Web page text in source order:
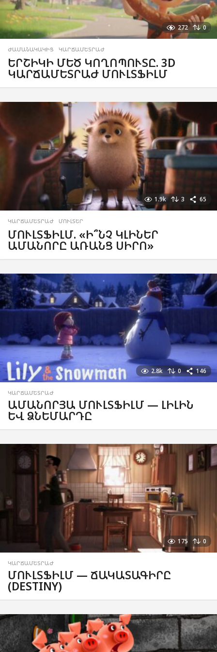
272 0
ԺԱՄԱՆԱԿԱԿԻՑ ,ԿԱՐՃԱՄԵՏՐԱԺ
ԵՐՇԻԿԻ ՄԵԾ ԿՈՂՈՊՈՒՏԸ. 3D
ԿԱՐՃԱՄԵՏՐԱԺ ՄՈՒԼՏՖԻԼՄ
1.9k 3 65
ԿԱՐՃԱՄԵՏՐԱԺ ,ՄՈՒԼՏԵՐ
ՄՈՒԼՏՖԻԼՄ. «Ի՞ՆՉ ԿԼԻՆԵՐ
ԱՄԱՆՈՐԸ ԱՌԱՆՑ ՍԻՐՈ»
2.8k 0 146
ԿԱՐՃԱՄԵՏՐԱԺ
ԱՄԱՆՈՐՅԱ ՄՈՒԼՏՖԻԼՄ — ԼԻԼԻՆ
ԵՎ ՁՆԵՄԱՐԴԸ
175 0
ԿԱՐՃԱՄԵՏՐԱԺ
ՄՈՒԼՏՖԻԼՄ — ՃԱԿԱՏԱԳԻՐԸ
(DESTINY)